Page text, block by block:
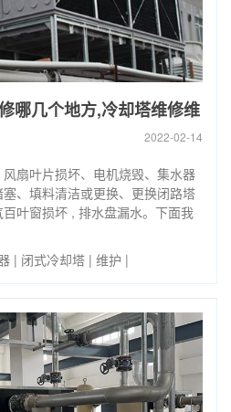
哪几个地方,冷却塔维修维
2022-02-14
扇叶片损坏、电机烧毁、集水器
、填料清洁或更换、更换闭路塔
叶窗损坏 , 排水盘漏水。下面我
| 闭式冷却塔 | 维护 |